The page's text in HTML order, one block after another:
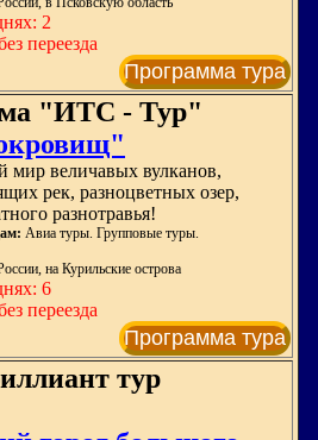
2
переезда
Программа тура
"ИТС - Тур"
мир величавых вулканов,
рек, разноцветных озер,
разнотравья!
Авиа туры. Групповые туры.
на Курильские острова
6
переезда
Программа тура
тур